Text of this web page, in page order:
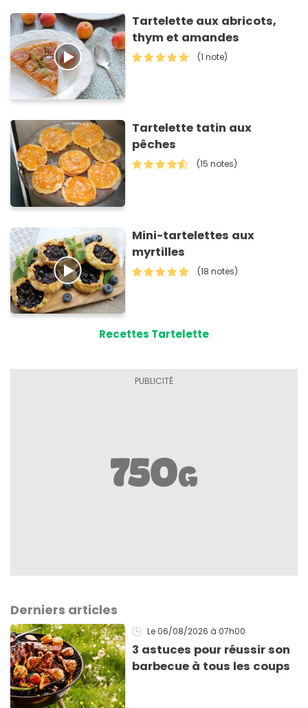
Tartelette aux abricots,
thym et amandes
(1 note)
Tartelette tatin aux
pêches
(15 notes)
Mini-tartelettes aux
myrtilles
(18 notes)
Recettes Tartelette
Derniers articles
Le 06/08/2026 à 07h00
3 astuces pour réussir son
barbecue à tous les coups